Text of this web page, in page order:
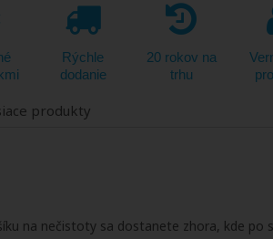
Rýchle
dodanie
20 rokov na
trhu
produkty
na nečistoty sa dostanete zhora, kde po